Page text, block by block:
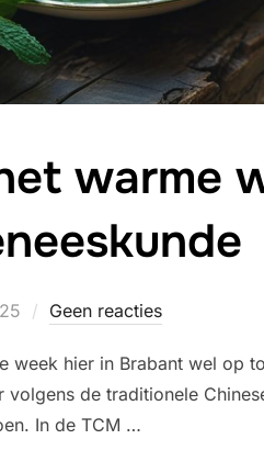
warme
Geen reacties
week hier in Brabant wel op
de traditionele
In de TCM …